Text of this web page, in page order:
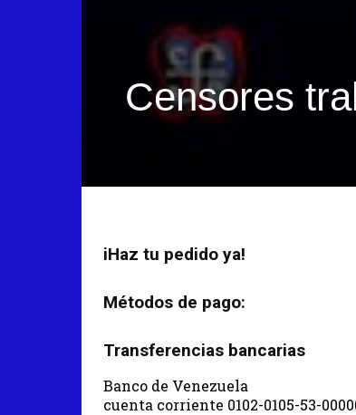
Censores
iHaz tu pedido ya!
Métodos de pago:
Transferencias bancarias
Banco de Venezuela
cuenta corriente 0102-0105-53-